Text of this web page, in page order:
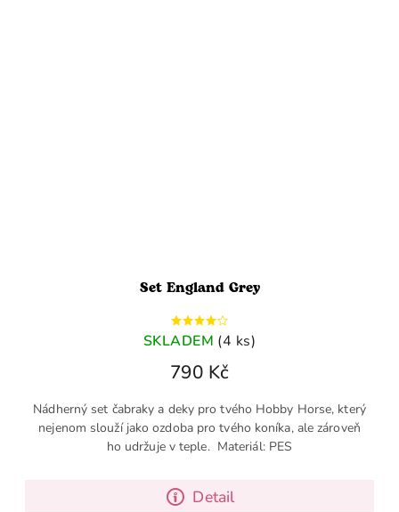
Set England Grey
SKLADEM (4 ks)
790 Kč
Detail
Nádherný set čabraky a deky pro tvého Hobby Horse, který
nejenom slouží jako ozdoba pro tvého koníka, ale zároveň
ho udržuje v teple. Materiál: PES